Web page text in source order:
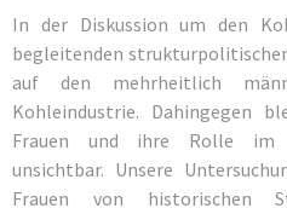
In der Diskussion um den
begleitenden
auf den mehrheitlich
Kohleindustrie. Dahingegen
Frauen und ihre Rolle im
unsichtbar. Unsere
Frauen von historischen